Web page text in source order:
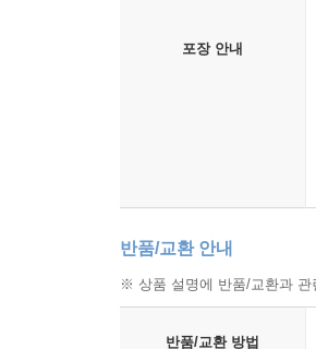
포장 안내
반품/교환 안내
※ 상품 설명에 반품/교환과 관
반품/교환 방법